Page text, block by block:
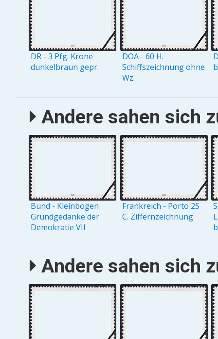
DR - 3 Pfg. Krone
dunkelbraun gepr.
DOA - 60 H.
Schiffszeichnung ohne
Wz.
Andere sahen sich
Bund - Kleinbogen
Grundgedanke der
Demokratie VII
Frankreich - Porto 25
C. Ziffernzeichnung
Andere sahen sich